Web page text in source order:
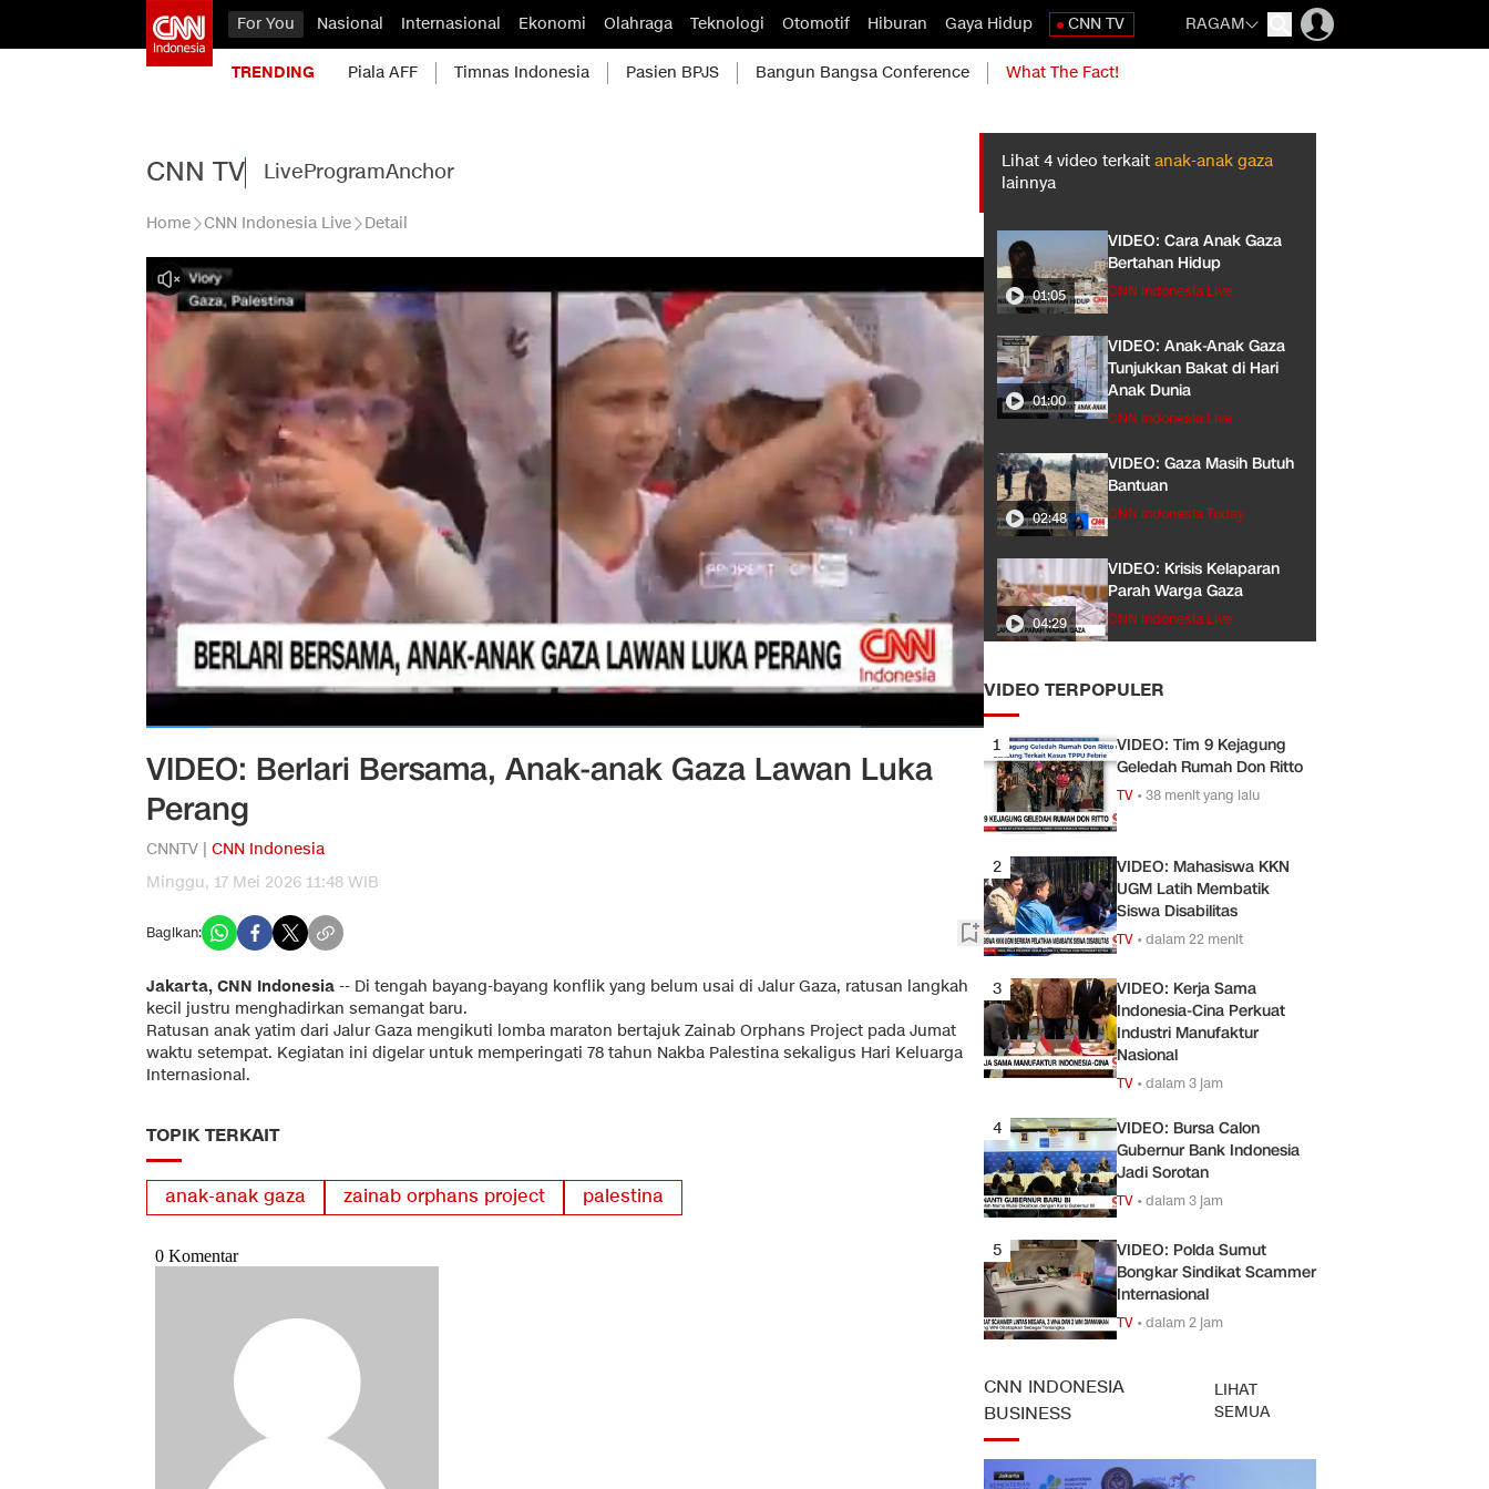
For You Nasional Internasional Ekonomi Olahraga Teknologi Otomotif Hiburan Gaya Hidup CNN TV RAGAM
TRENDING Piala AFF Timnas Indonesia Pasien BPJS Bangun Bangsa Conference What The Fact!
CNN TV LiveProgramAnchor
Home CNN Indonesia Live Detail
VIDEO: Berlari Bersama, Anak-anak Gaza Lawan Luka
Perang
CNNTV | CNN Indonesia
Minggu, 17 Mei 2026 11:48 WIB
Bagikan:
Jakarta, CNN Indonesia -- Di tengah bayang-bayang konflik yang belum usai di Jalur Gaza, ratusan langkah
kecil justru menghadirkan semangat baru.
Ratusan anak yatim dari Jalur Gaza mengikuti lomba maraton bertajuk Zainab Orphans Project pada Jumat
waktu setempat. Kegiatan ini digelar untuk memperingati 78 tahun Nakba Palestina sekaligus Hari Keluarga
Internasional.
TOPIK TERKAIT
anak-anak gaza zainab orphans project palestina
Lihat 4 video terkait anak-anak gaza
lainnya
01:05
VIDEO: Cara Anak Gaza
Bertahan Hidup
CNN Indonesia Live
01:00
VIDEO: Anak-Anak Gaza
Tunjukkan Bakat di Hari
Anak Dunia
CNN Indonesia Live
02:48
VIDEO: Gaza Masih Butuh
Bantuan
CNN Indonesia Today
04:29
VIDEO: Krisis Kelaparan
Parah Warga Gaza
CNN Indonesia Live
VIDEO TERPOPULER
1
VIDEO: Tim 9 Kejagung
Geledah Rumah Don Ritto
TV •38 menit yang lalu
2
VIDEO: Mahasiswa KKN
UGM Latih Membatik
Siswa Disabilitas
TV •dalam 22 menit
3
VIDEO: Kerja Sama
Indonesia-Cina Perkuat
Industri Manufaktur
Nasional
TV •dalam 3 jam
4
VIDEO: Bursa Calon
Gubernur Bank Indonesia
Jadi Sorotan
TV •dalam 3 jam
5
VIDEO: Polda Sumut
Bongkar Sindikat Scammer
Internasional
TV •dalam 2 jam
CNN INDONESIA
BUSINESS
LIHAT
SEMUA